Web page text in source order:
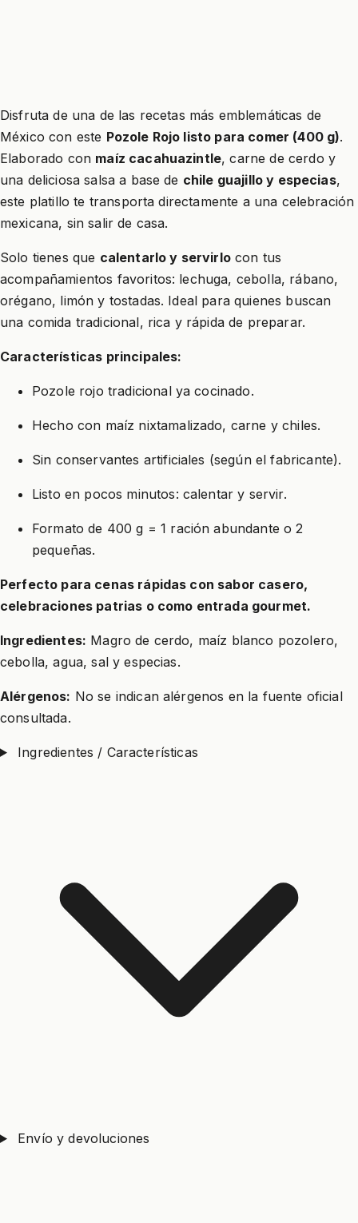
Disfruta de una de las recetas más emblemáticas de
México con este Pozole Rojo listo para comer (400 g).
Elaborado con maíz cacahuazintle, carne de cerdo y
una deliciosa salsa a base de chile guajillo y especias,
este platillo te transporta directamente a una celebración
mexicana, sin salir de casa.
Solo tienes que calentarlo y servirlocon tus
acompañamientos favoritos: lechuga, cebolla, rábano,
orégano, limón y tostadas. Ideal para quienes buscan
una comida tradicional, rica y rápida de preparar.
Características principales:
Pozole rojo tradicional ya cocinado.
Hecho con maíz nixtamalizado, carne y chiles.
Sin conservantes artificiales (según el fabricante).
Listo en pocos minutos: calentar y servir.
Formato de 400 g = 1 ración abundante o 2
pequeñas.
Perfecto para cenas rápidas con sabor casero,
celebraciones patrias o como entrada gourmet.
Ingredientes: Magro de cerdo, maíz blanco pozolero,
cebolla, agua, sal y especias.
Alérgenos: No se indican alérgenos en la fuente oficial
consultada.
Ingredientes / Características
Envío y devoluciones